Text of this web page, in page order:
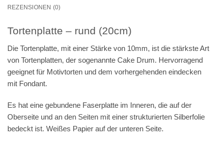
REZENSIONEN (0)
Tortenplatte – rund (20cm)
Die Tortenplatte, mit einer Stärke von 10mm, ist die stärkste Art
von Tortenplatten, der sogenannte Cake Drum. Hervorragend
geeignet für Motivtorten und dem vorhergehenden eindecken
mit Fondant.
Es hat eine gebundene Faserplatte im Inneren, die auf der
Oberseite und an den Seiten mit einer strukturierten Silberfolie
bedeckt ist. Weißes Papier auf der unteren Seite.